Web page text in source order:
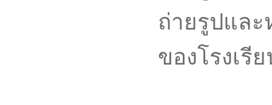
ถ่ายรูปและ
ของโรงเรี